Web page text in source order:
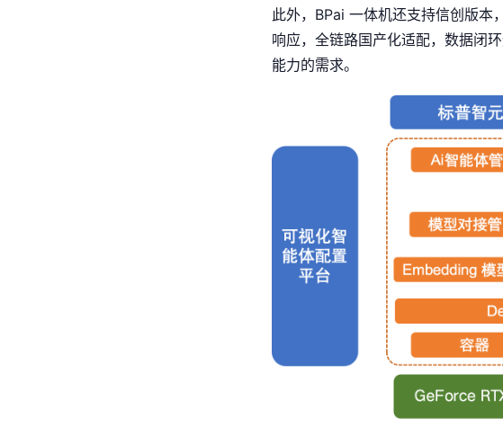
此外，BPai 一体机还支持信创版本
响应，全链路国产化适配，数据闭
能力的需求。